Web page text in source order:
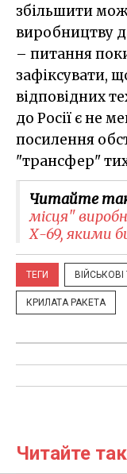
збільшити
виробництву
– питання
зафіксувати,
відповідних
до Росії є не
посилення
"трансфер"
Читайте
місця"
Х-69, якими
ТЕГИ ВІЙСЬКОВІ
КРИЛАТА РАКЕТА
Читайте